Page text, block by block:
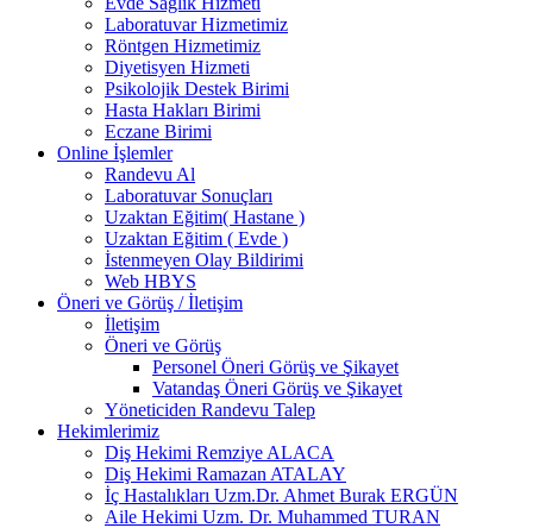
Laboratuvar Hizmetimiz
Röntgen Hizmetimiz
Diyetisyen Hizmeti
Psikolojik Destek Birimi
Hasta Hakları Birimi
Eczane Birimi
Online İşlemler
Randevu Al
Laboratuvar Sonuçları
Uzaktan Eğitim( Hastane )
Uzaktan Eğitim ( Evde )
İstenmeyen Olay Bildirimi
Web HBYS
Öneri ve Görüş / İletişim
İletişim
Öneri ve Görüş
Personel Öneri Görüş ve Şikayet
Vatandaş Öneri Görüş ve Şikayet
Yöneticiden Randevu Talep
Hekimlerimiz
Diş Hekimi Remziye ALACA
Diş Hekimi Ramazan ATALAY
İç Hastalıkları Uzm.Dr. Ahmet Burak ERGÜN
Aile Hekimi Uzm. Dr. Muhammed TURAN